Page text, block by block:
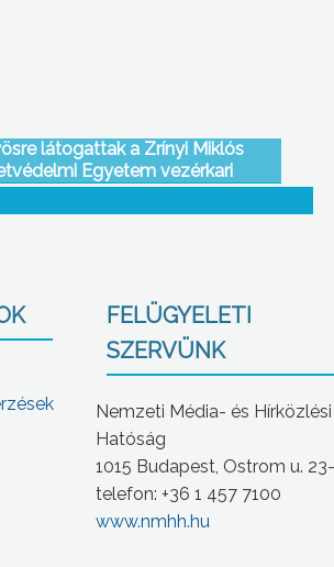
látogattak a Zrínyi Miklós
Egyetem vezérkari
végzős hallgatói
FELÜGYELETI
SZERVÜNK
Nemzeti Média- és Hírközlési
Hatóság
1015 Budapest, Ostrom u.
telefon: +36 1 457 7100
www.nmhh.hu